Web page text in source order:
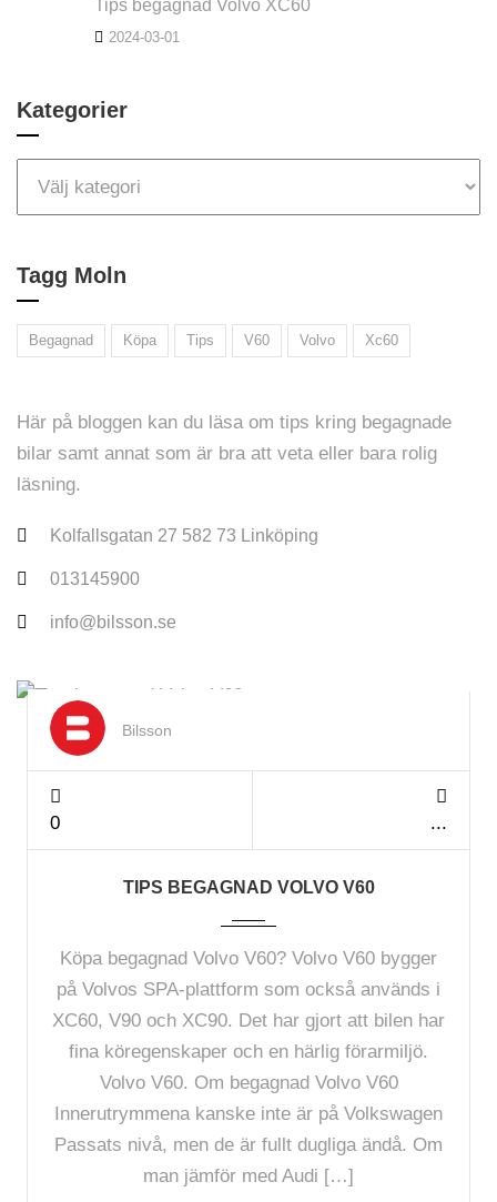
Tips begagnad Volvo XC60
2024-03-01
Kategorier
Tagg Moln
Begagnad Köpa Tips V60 Volvo Xc60
Här på bloggen kan du läsa om tips kring begagnade
bilar samt annat som är bra att veta eller bara rolig
läsning.
Kolfallsgatan 27 582 73 Linköping
013145900
info@bilsson.se
Dec 2024Bilsson
0
TIPS BEGAGNAD VOLVO V60
Köpa begagnad Volvo V60? Volvo V60 bygger
på Volvos SPA-plattform som också används i
XC60, V90 och XC90. Det har gjort att bilen har
fina köregenskaper och en härlig förarmiljö.
Volvo V60. Om begagnad Volvo V60
Innerutrymmena kanske inte är på Volkswagen
Passats nivå, men de är fullt dugliga ändå. Om
man jämför med Audi […]